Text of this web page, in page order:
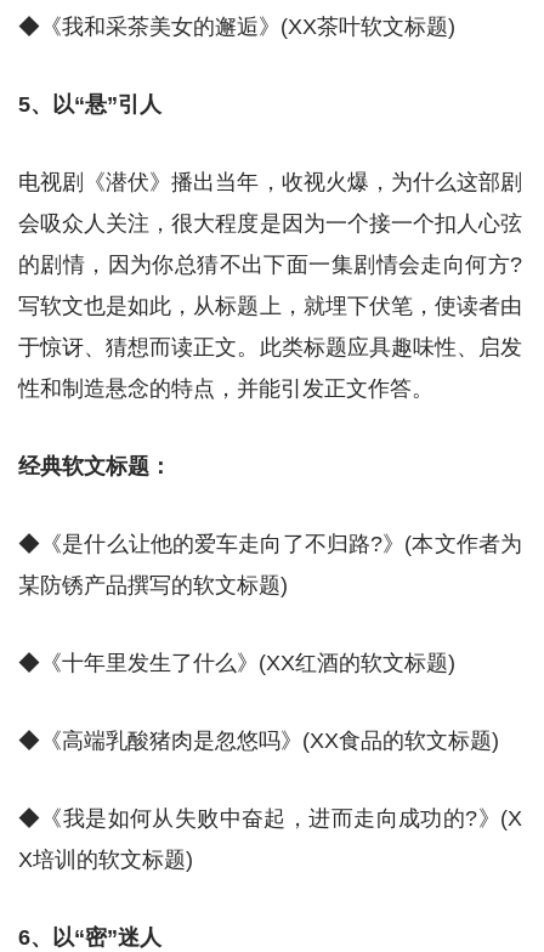
◆《我和采茶美女的邂逅》(XX茶叶软文标题)
5、以“悬”引人
电视剧《潜伏》播出当年，收视火爆，为什么这部剧
会吸众人关注，很大程度是因为一个接一个扣人心弦
的剧情，因为你总猜不出下面一集剧情会走向何方?
写软文也是如此，从标题上，就埋下伏笔，使读者由
于惊讶、猜想而读正文。此类标题应具趣味性、启发
性和制造悬念的特点，并能引发正文作答。
经典软文标题：
◆《是什么让他的爱车走向了不归路?》(本文作者为
某防锈产品撰写的软文标题)
◆《十年里发生了什么》(XX红酒的软文标题)
◆《高端乳酸猪肉是忽悠吗》(XX食品的软文标题)
◆《我是如何从失败中奋起，进而走向成功的?》(X
X培训的软文标题)
6、以“密”迷人